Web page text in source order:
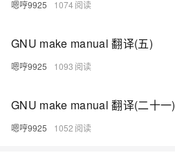
嗯哼9925 1074
GNU make manual 翻译(五)
嗯哼9925 1093
GNU make manual 翻译(二十一)
嗯哼9925 1052